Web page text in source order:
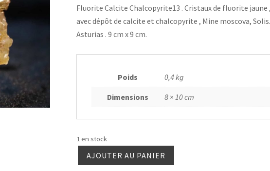
initial
était :
260,00€.
actuel
est :
Fluorite Calcite Chalcopyrite13 . Cristaux de fluorite jaune ,
avec dépôt de calcite et chalcopyrite , Mine moscova, Solis.
Asturias . 9 cm x 9 cm.
Poids 0,4 kg
Dimensions 8 × 10 cm
1 en stock
quantité
AJOUTER AU PANIER